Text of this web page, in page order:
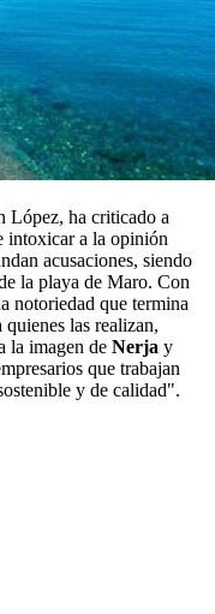
López, ha criticado a
intoxicar a la opinión
acusaciones, siendo
la playa de Maro. Con
notoriedad que termina
las realizan,
la imagen de Nerja y
que trabajan
y de calidad".